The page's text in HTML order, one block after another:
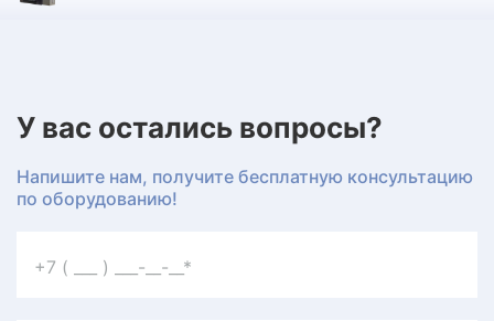
У вас остались вопросы?
Напишите нам, получите бесплатную консультацию
по оборудованию!